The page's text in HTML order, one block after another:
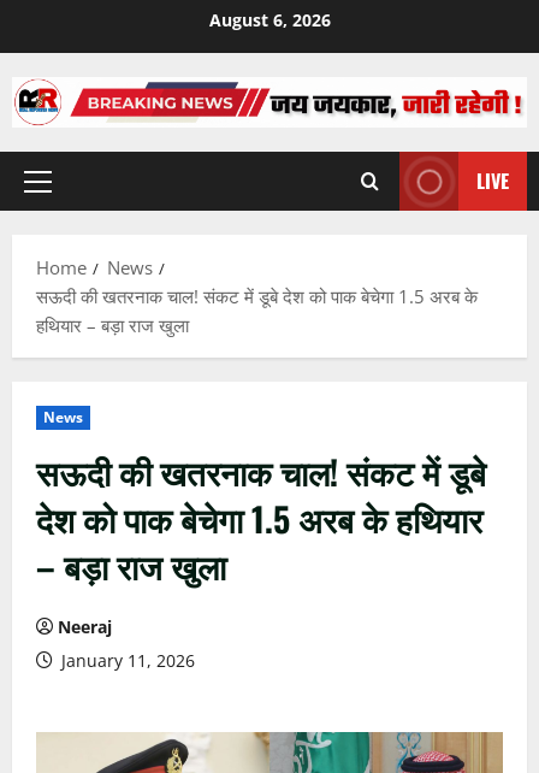
content
August 6, 2026
Primary
LIVE
Home
News
सऊदी की खतरनाक चाल! संकट में डूबे देश को पाक बेचेगा 1.5 अरब के
हथियार – बड़ा राज खुला
News
सऊदी की खतरनाक चाल! संकट में डूबे
देश को पाक बेचेगा 1.5 अरब के हथियार
– बड़ा राज खुला
Neeraj
January 11, 2026